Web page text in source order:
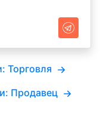
Торговля
Продавец